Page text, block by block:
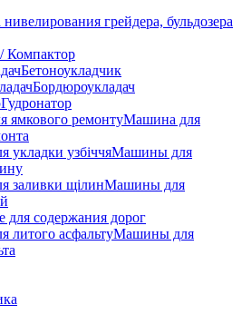
грейдера, бульдозера
Компактор
Бетоноукладчик
Бордюроукладач
Гудронатор
Машина для
Машины для
Машины для
для содержания дорог
Машины для